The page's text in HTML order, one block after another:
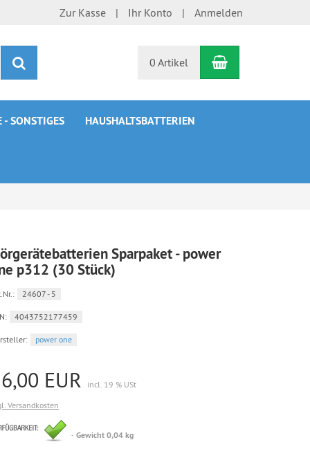
Zur Kasse Ihr Konto Anmelden
0 Artikel Warenkorb
- SONSTIGES HAUSHALTSBATTERIEN
Sparpaket - power
p312 (30 Stück)
24607 - 5
4043752177459
power one
EUR
incl. 19 % USt
Versandkosten
sofort
versandfertig,
Gewicht 0,04 kg